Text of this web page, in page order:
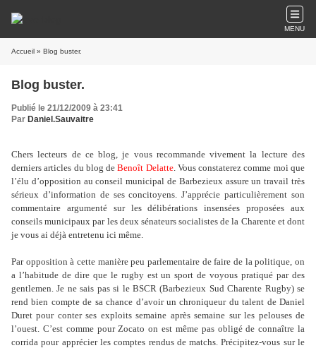
MENU
Accueil » Blog buster.
Blog buster.
Publié le 21/12/2009 à 23:41
Par Daniel.Sauvaitre
Chers lecteurs de ce blog, je vous recommande vivement la lecture des
derniers articles du blog deBenoît Delatte. Vous constaterez comme moi que
l’élu d’opposition au conseil municipal de Barbezieux assure un travail très
sérieux d’information de ses concitoyens. J’apprécie particulièrement son
commentaire argumenté sur les délibérations insensées proposées aux
conseils municipaux par les deux sénateurs socialistes de la Charente et dont
je vous ai déjà entretenu ici même.
Par opposition à cette manière peu parlementaire de faire de la politique, on
a l’habitude de dire que le rugby est un sport de voyous pratiqué par des
gentlemen. Je ne sais pas si le BSCR (Barbezieux Sud Charente Rugby) se
rend bien compte de sa chance d’avoir un chroniqueur du talent de Daniel
Duret pour conter ses exploits semaine après semaine sur les pelouses de
l’ouest. C’est comme pour Zocato on est même pas obligé de connaître la
corrida pour apprécier les comptes rendus de matchs. Précipitez-vous sur le